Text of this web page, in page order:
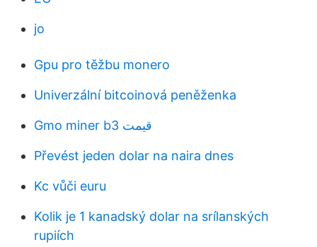
jo
Gpu pro těžbu monero
Univerzální bitcoinová peněženka
Gmo miner b3 قیمت
Převést jeden dolar na naira dnes
Kc vůči euru
Kolik je 1 kanadský dolar na srílanských
rupiích